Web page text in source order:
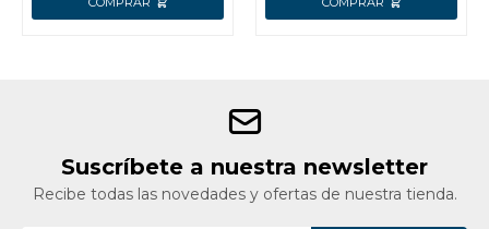
Suscríbete a nuestra newsletter
Recibe todas las novedades y ofertas de nuestra tienda.